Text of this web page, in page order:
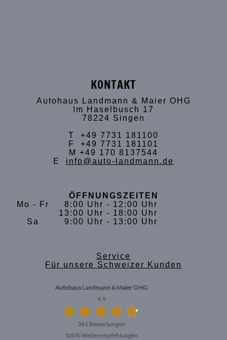
KONTAKT
Autohaus Landmann & Maier OHG
Im Haselbusch 17
78224 Singen
T +49 7731 181100
F +49 7731 181101
M +49 170 8137544
E info@auto-landmann.de
ÖFFNUNGSZEITEN
Mo - Fr
8:00 Uhr - 12:00 Uhr
13:00 Uhr - 18:00 Uhr
Sa
9:00 Uhr - 13:00 Uhr
Service
Für unsere Schweizer Kunden
Autohaus Landmann & Maier OHG
4.9
361 Bewertungen
100%Weiterempfehlungen